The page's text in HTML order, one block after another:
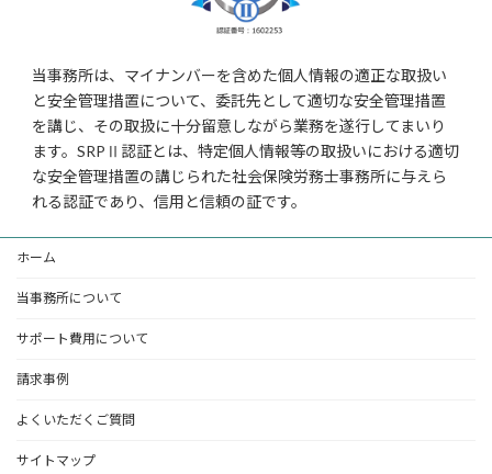
当事務所は、マイナンバーを含めた個人情報の適正な取扱い
と安全管理措置について、委託先として適切な安全管理措置
を講じ、その取扱に十分留意しながら業務を遂行してまいり
ます。SRPⅡ認証とは、特定個人情報等の取扱いにおける適切
な安全管理措置の講じられた社会保険労務士事務所に与えら
れる認証であり、信用と信頼の証です。
ホーム
当事務所について
サポート費用について
請求事例
よくいただくご質問
サイトマップ